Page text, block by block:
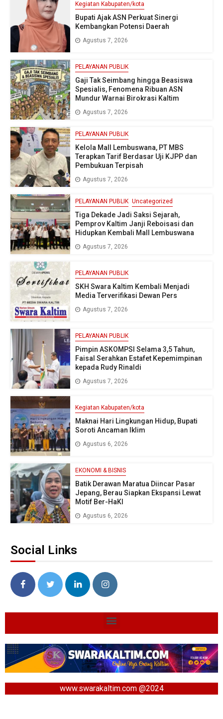
Kegiatan Kabupaten/kota
Bupati Ajak ASN Perkuat Sinergi
Kembangkan Potensi Daerah
Agustus 7, 2026
PELAYANAN PUBLIK
Gaji Tak Seimbang hingga Beasiswa
Spesialis, Fenomena Ribuan ASN
Mundur Warnai Birokrasi Kaltim
Agustus 7, 2026
PELAYANAN PUBLIK
Kelola Mall Lembuswana, PT MBS
Terapkan Tarif Berdasar Uji KJPP dan
Pembukuan Terpisah
Agustus 7, 2026
PELAYANAN PUBLIK Uncategorized
Tiga Dekade Jadi Saksi Sejarah,
Pemprov Kaltim Janji Reboisasi dan
Hidupkan Kembali Mall Lembuswana
Agustus 7, 2026
PELAYANAN PUBLIK
SKH Swara Kaltim Kembali Menjadi
Media Terverifikasi Dewan Pers
Agustus 7, 2026
PELAYANAN PUBLIK
Pimpin ASKOMPSI Selama 3,5 Tahun,
Faisal Serahkan Estafet Kepemimpinan
kepada Rudy Rinaldi
Agustus 7, 2026
Kegiatan Kabupaten/kota
Maknai Hari Lingkungan Hidup, Bupati
Soroti Ancaman Iklim
Agustus 6, 2026
EKONOMI & BISNIS
Batik Derawan Maratua Diincar Pasar
Jepang, Berau Siapkan Ekspansi Lewat
Motif Ber-HaKI
Agustus 6, 2026
Social Links
www.swarakaltim.com @2024